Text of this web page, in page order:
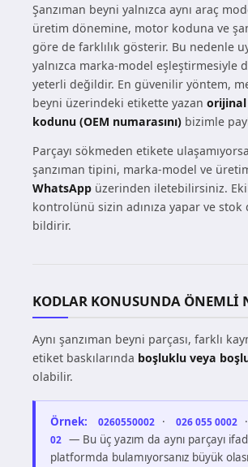
Şanzıman beyni yalnızca aynı araç
üretim dönemine, motor koduna ve
göre de farklılık gösterir. Bu nedenle
yalnızca marka-model eşleştirmesiyle
yeterli değildir. En güvenilir yöntem,
beyni üzerindeki etikette yazan
kodunu (OEM numarasını) bizimle
Parçayı sökmeden etikete
şanzıman tipini, marka-model ve
WhatsApp üzerinden iletebilirsiniz.
kontrolünü sizin adınıza yapar ve
bildirir.
KODLAR KONUSUNDA ÖNEMLI
Aynı şanzıman beyni parçası, farklı
etiket baskılarında boşluklu veya
olabilir.
Örnek: 0260550002 · 026 055 0002 ·
02 — Bu üç yazım da aynı parçayı
platformda bulamıyorsanız büyük